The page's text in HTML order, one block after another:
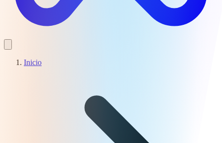
Inicio